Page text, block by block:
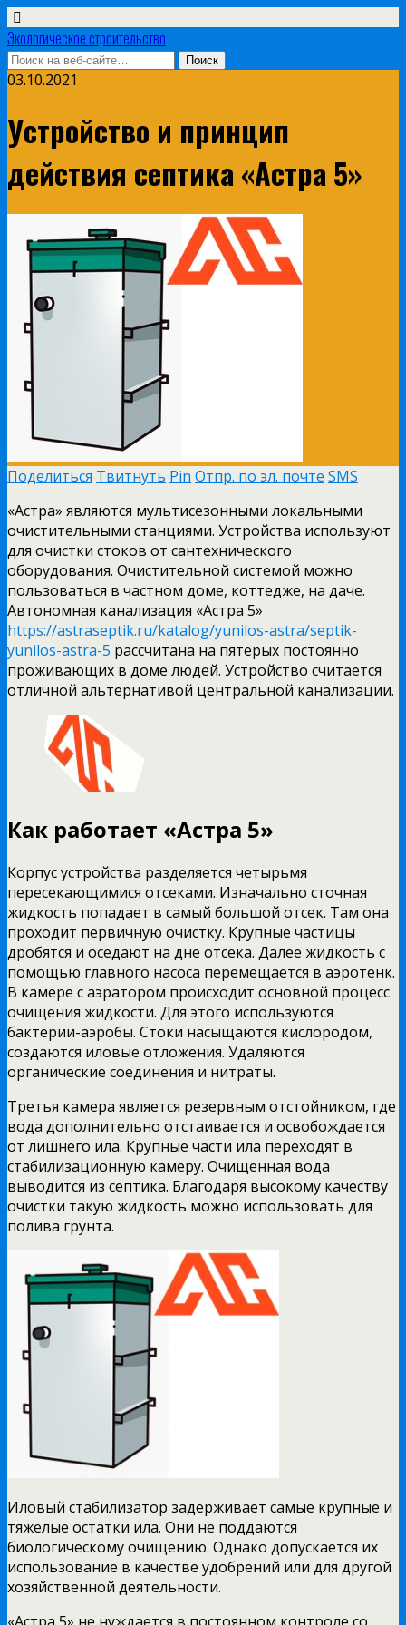
Экологическое строительство
03.10.2021
Устройство и принцип
действия септика «Астра 5»
Поделиться Твитнуть Pin Отпр. по эл. почте SMS
«Астра» являются мультисезонными локальными
очистительными станциями. Устройства используют
для очистки стоков от сантехнического
оборудования. Очистительной системой можно
пользоваться в частном доме, коттедже, на даче.
Автономная канализация «Астра 5»
https://astraseptik.ru/katalog/yunilos-astra/septik-
yunilos-astra-5 рассчитана на пятерых постоянно
проживающих в доме людей. Устройство считается
отличной альтернативой центральной канализации.
Как работает «Астра 5»
Корпус устройства разделяется четырьмя
пересекающимися отсеками. Изначально сточная
жидкость попадает в самый большой отсек. Там она
проходит первичную очистку. Крупные частицы
дробятся и оседают на дне отсека. Далее жидкость с
помощью главного насоса перемещается в аэротенк.
В камере с аэратором происходит основной процесс
очищения жидкости. Для этого используются
бактерии-аэробы. Стоки насыщаются кислородом,
создаются иловые отложения. Удаляются
органические соединения и нитраты.
Третья камера является резервным отстойником, где
вода дополнительно отстаивается и освобождается
от лишнего ила. Крупные части ила переходят в
стабилизационную камеру. Очищенная вода
выводится из септика. Благодаря высокому качеству
очистки такую жидкость можно использовать для
полива грунта.
Иловый стабилизатор задерживает самые крупные и
тяжелые остатки ила. Они не поддаются
биологическому очищению. Однако допускается их
использование в качестве удобрений или для другой
хозяйственной деятельности.